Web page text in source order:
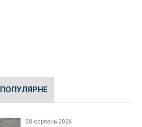
ПОПУЛЯРНЕ
08 серпень 2026